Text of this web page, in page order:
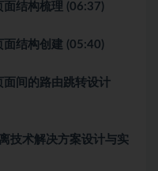
结构梳理 (06:37)
结构创建 (05:40)
间的路由跳转设计
技术解决方案设计与实